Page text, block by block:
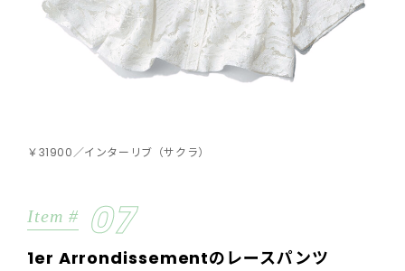
￥31900／インターリブ（サクラ）
Item # 07
1er Arrondissementのレースパンツ